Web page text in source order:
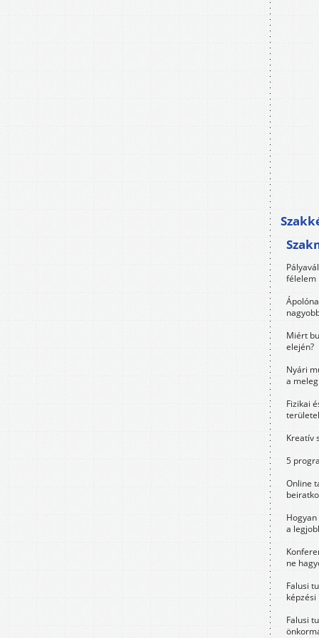
félelem
Miért
elején?
Nyári
a
Fizikai
Kreatív
5
Online
a
ne
Falusi
Falusi